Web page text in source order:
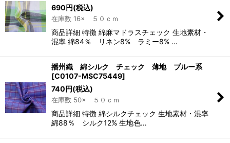
690円(税込)
在庫数 16× ５０ｃｍ
商品詳細 特徴 綿麻マドラスチェック 生地素材・
混率 綿84％ リネン8% ラミー8% …
播州織 綿シルク チェック 薄地 ブルー系
[C0107-MSC75449]
740円(税込)
在庫数 50× ５０ｃｍ
商品詳細 特徴 綿シルクチェック 生地素材・混率
綿88％ シルク12% 生地色…